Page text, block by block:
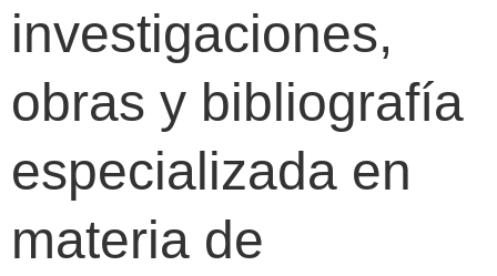
investigaciones,
obras y bibliografía
especializada en
materia de